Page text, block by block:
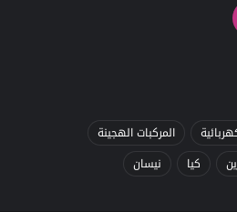
المركبات الهجينة
كيا نيسان